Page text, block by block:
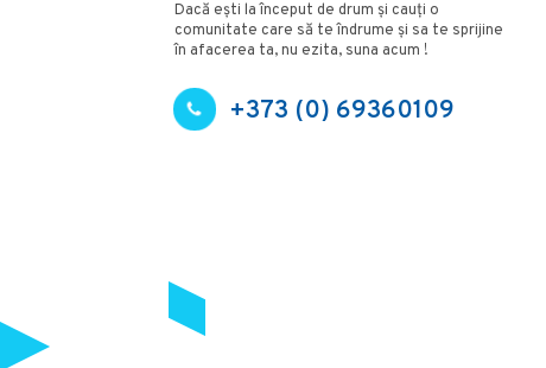
Dacă ești la început de drum și cauți o
comunitate care să te îndrume și sa te sprijine
în afacerea ta, nu ezita, suna acum !
+373 (0) 69360109